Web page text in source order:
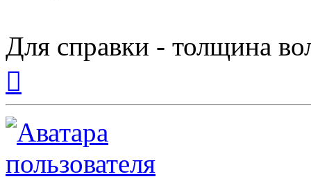
Для справки - толщина
началу